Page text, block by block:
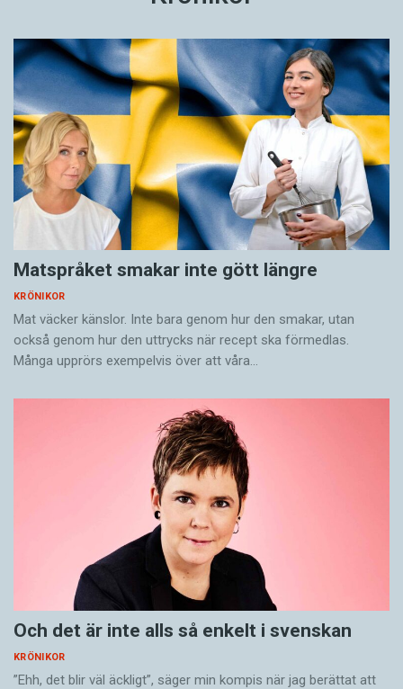
Matspråket smakar inte gött längre
KRÖNIKOR
Mat väcker känslor. Inte bara genom hur den smakar, utan
också genom hur den uttrycks när recept ska förmedlas.
Många upprörs exempelvis över att våra…
Och det är inte alls så enkelt i svenskan
KRÖNIKOR
”Ehh, det blir väl äckligt”, säger min kompis när jag berättat att